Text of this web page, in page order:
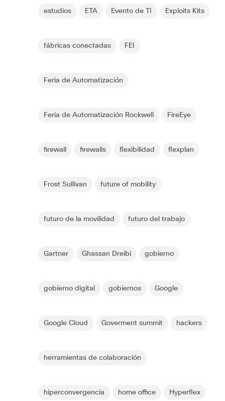
estudios ETA Evento de TI Exploits Kits
fábricas conectadas FEI
Feria de Automatización
Feria de Automatización Rockwell FireEye
firewall firewalls flexibilidad flexplan
Frost Sullivan future of mobility
futuro de la movilidad futuro del trabajo
Gartner Ghassan Dreibi gobierno
gobierno digital gobiernos Google
Google Cloud Goverment summit hackers
herramientas de colaboración
hiperconvergencia home office Hyperflex